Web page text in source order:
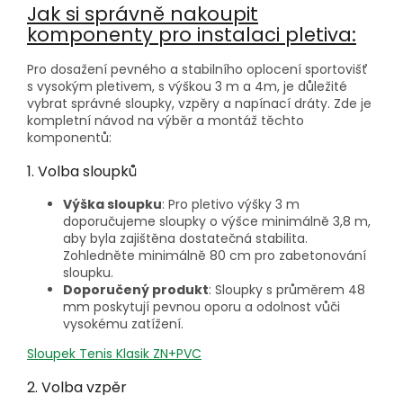
Jak si správně nakoupit
komponenty pro instalaci pletiva:
Pro dosažení pevného a stabilního oplocení sportovišť
s vysokým pletivem, s výškou 3 m a 4m, je důležité
vybrat správné sloupky, vzpěry a napínací dráty. Zde je
kompletní návod na výběr a montáž těchto
komponentů:
1. Volba sloupků
Výška sloupku: Pro pletivo výšky 3 m
doporučujeme sloupky o výšce minimálně 3,8 m,
aby byla zajištěna dostatečná stabilita.
Zohledněte minimálně 80 cm pro zabetonování
sloupku.
Doporučený produkt: Sloupky s průměrem 48
mm poskytují pevnou oporu a odolnost vůči
vysokému zatížení.
Sloupek Tenis Klasik ZN+PVC
2. Volba vzpěr